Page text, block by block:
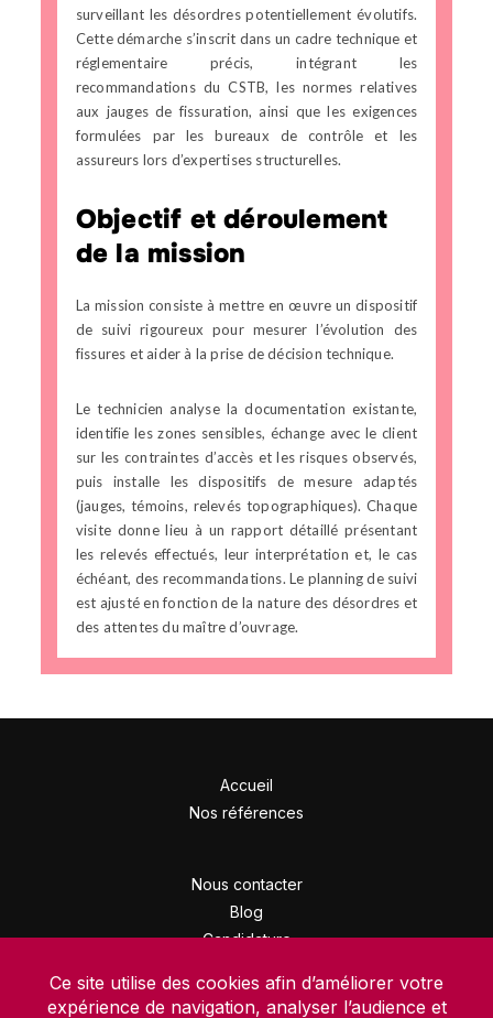
surveillant les désordres potentiellement évolutifs.
Cette démarche s’inscrit dans un cadre technique et
réglementaire précis, intégrant les
recommandations du CSTB, les normes relatives
aux jauges de fissuration, ainsi que les exigences
formulées par les bureaux de contrôle et les
assureurs lors d’expertises structurelles.
Objectif et déroulement
de la mission
La mission consiste à mettre en œuvre un dispositif
de suivi rigoureux pour mesurer l’évolution des
fissures et aider à la prise de décision technique.
Le technicien analyse la documentation existante,
identifie les zones sensibles, échange avec le client
sur les contraintes d’accès et les risques observés,
puis installe les dispositifs de mesure adaptés
(jauges, témoins, relevés topographiques). Chaque
visite donne lieu à un rapport détaillé présentant
les relevés effectués, leur interprétation et, le cas
échéant, des recommandations. Le planning de suivi
est ajusté en fonction de la nature des désordres et
des attentes du maître d’ouvrage.
Accueil
Nos références
Nous contacter
Blog
Candidature
Mentions légales